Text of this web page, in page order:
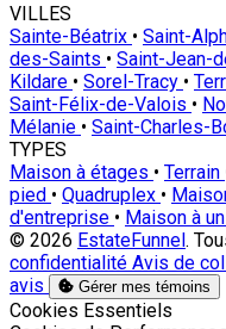
VILLES
Sainte-Béatrix • Saint-
des-Saints • Saint-Jean-
Kildare • Sorel-Tracy •
Saint-Félix-de-Valois •
Mélanie • Saint-Charles-
TYPES
Maison à étages • Terrain
pied • Quadruplex •
d'entreprise • Maison à
© 2026 EstateFunnel.
confidentialité Avis de
avis
Gérer mes témoins
Activer
Cookies Essentiels